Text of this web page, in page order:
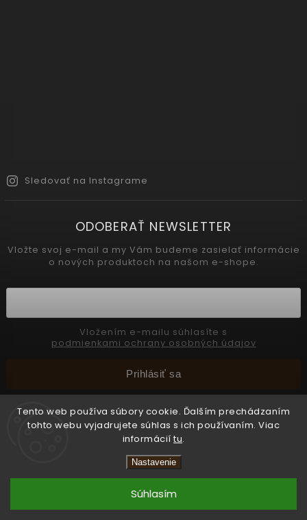
Tento web používa súbory cookie. Ďalším prechádzaním
tohto webu vyjadrujete súhlas s ich používaním. Viac
informácií tu.
Nastavenie
Súhlasím
Objednávky prijímame bez obmedzení, všetky
zásielky budú odoslané od 10. 8. 2026. Ďakujeme
za pochopenie.
Sledovať na Instagrame
ODOBERAŤ NEWSLETTER
Vložte svoj e-mail a my Vám budeme zasielať informácie
o nových produktoch na našom e-shope.
podmienkami ochrany osobných údajov
Prihlásiť sa
Copyright 2026INTERMEDIC SK. Všetky práva vyhradené.
VytvořilShoptet